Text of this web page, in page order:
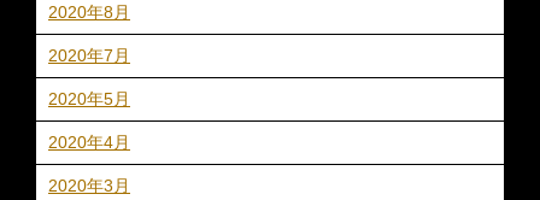
2020年8月
2020年7月
2020年5月
2020年4月
2020年3月